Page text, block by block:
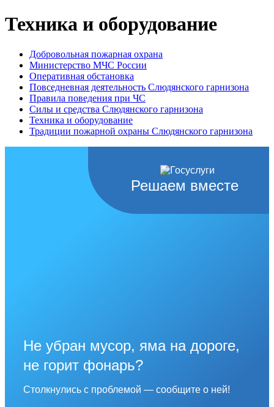
Техника и оборудование
Добровольная пожарная охрана
Министерство МЧС России
Оперативная обстановка
Повседневная деятельность Слюдянского гарнизона
Правила поведения при ЧС
Силы и средства Слюдянского гарнизона
Техника и оборудование
Традиции пожарной охраны Слюдянского гарнизона
Решаем вместе
Не убран мусор, яма на дороге,
не горит фонарь?
Столкнулись с проблемой — сообщите о ней!